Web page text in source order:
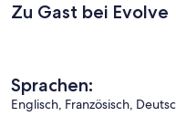
Zu Gast bei Evolve
Sprachen:
Englisch, Französisch,